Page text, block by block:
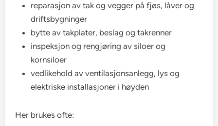
reparasjon av tak og vegger på fjøs, låver og
driftsbygninger
bytte av takplater, beslag og takrenner
inspeksjon og rengjøring av siloer og
kornsiloer
vedlikehold av ventilasjonsanlegg, lys og
elektriske installasjoner i høyden
Her brukes ofte: